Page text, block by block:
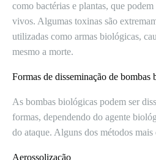
como bactérias e plantas, que podem
vivos. Algumas toxinas são
utilizadas como armas biológicas,
mesmo a morte.
Formas de disseminação de bombas
As bombas biológicas podem ser
formas, dependendo do agente
do ataque. Alguns dos métodos
Aerossolização